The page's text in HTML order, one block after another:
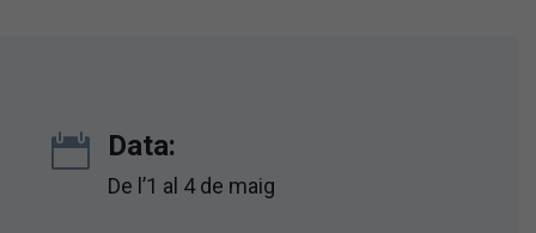
 Data:
De l’1 al 4 de maig